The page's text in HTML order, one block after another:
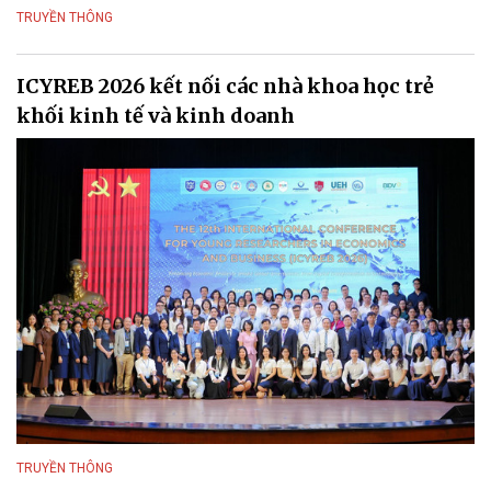
TRUYỀN THÔNG
ICYREB 2026 kết nối các nhà khoa học trẻ
khối kinh tế và kinh doanh
TRUYỀN THÔNG